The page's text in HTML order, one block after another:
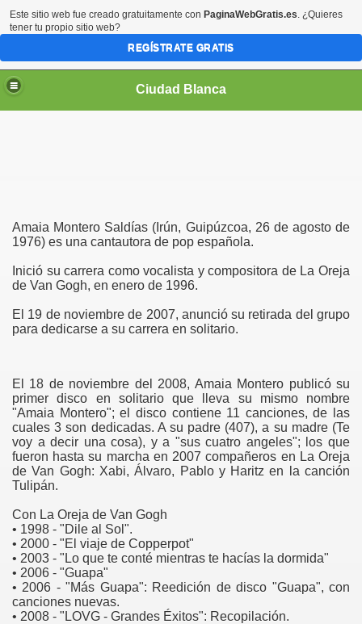
Ciudad Blanca
Amaia Montero Saldías (Irún, Guipúzcoa, 26 de agosto de
1976) es una cantautora de pop española.
Inició su carrera como vocalista y compositora de La Oreja
de Van Gogh, en enero de 1996.
El 19 de noviembre de 2007, anunció su retirada del grupo
para dedicarse a su carrera en solitario.
El 18 de noviembre del 2008, Amaia Montero publicó su
primer disco en solitario que lleva su mismo nombre
"Amaia Montero"; el disco contiene 11 canciones, de las
cuales 3 son dedicadas. A su padre (407), a su madre (Te
voy a decir una cosa), y a "sus cuatro angeles"; los que
fueron hasta su marcha en 2007 compañeros en La Oreja
de Van Gogh: Xabi, Álvaro, Pablo y Haritz en la canción
Tulipán.
Con La Oreja de Van Gogh
• 1998 - "Dile al Sol".
• 2000 - "El viaje de Copperpot"
• 2003 - "Lo que te conté mientras te hacías la dormida"
• 2006 - "Guapa"
• 2006 - "Más Guapa": Reedición de disco "Guapa", con
canciones nuevas.
• 2008 - "LOVG - Grandes Éxitos": Recopilación.
Este sitio web fue creado gratuitamente con PaginaWebGratis.es. ¿Quieres
tener tu propio sitio web?
REGÍSTRATE GRATIS